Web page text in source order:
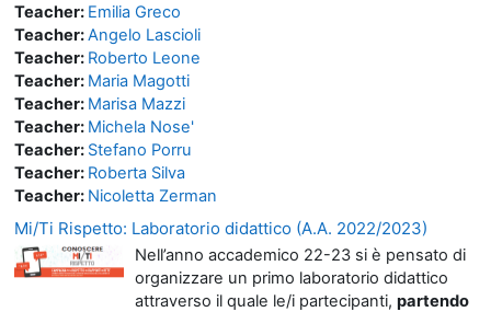
Teacher: Emilia Greco
Teacher:Angelo Lascioli
Teacher: Roberto Leone
Teacher: Maria Magotti
Teacher: Marisa Mazzi
Teacher: Michela Nose'
Teacher: Stefano Porru
Teacher: Roberta Silva
Teacher: Nicoletta Zerman
Mi/Ti Rispetto: Laboratorio didattico (A.A. 2022/2023)
Nell’anno accademico 22-23 si è pensato di
organizzare un primo laboratorio didattico
attraverso il quale le/i partecipanti, partendo